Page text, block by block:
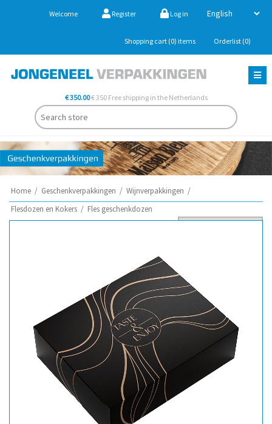
Welcome Register Log in
Shopping cart (0) items Orderlist (0)
€ 350.00€ 350 Free shipping in the Netherlands
Home / Geschenkverpakkingen / Wijnverpakkingen /
Flesdozen en Kokers / Fles geschenkdozen